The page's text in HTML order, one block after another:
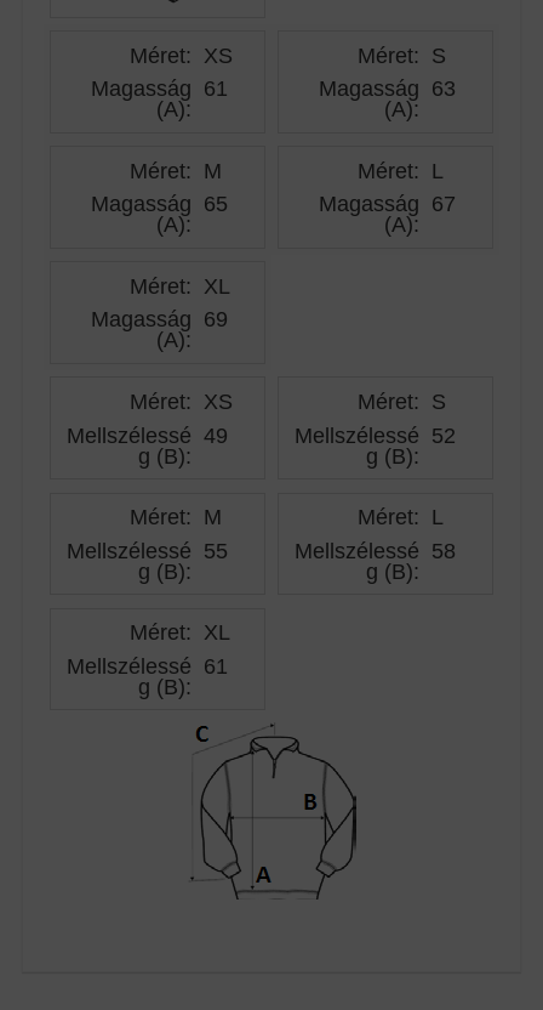
Méret: XS
Magasság
(A):
61
Méret: S
Magasság
(A):
63
Méret: M
Magasság
(A):
65
Méret: L
Magasság
(A):
67
Méret: XL
Magasság
(A):
69
Méret: XS
Mellszélessé
g (B):
49
Méret: S
Mellszélessé
g (B):
52
Méret: M
Mellszélessé
g (B):
55
Méret: L
Mellszélessé
g (B):
58
Méret: XL
Mellszélessé
g (B):
61